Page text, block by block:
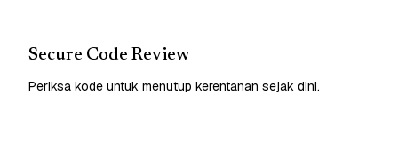
Secure Code Review
Periksa kode untuk menutup kerentanan sejak dini.